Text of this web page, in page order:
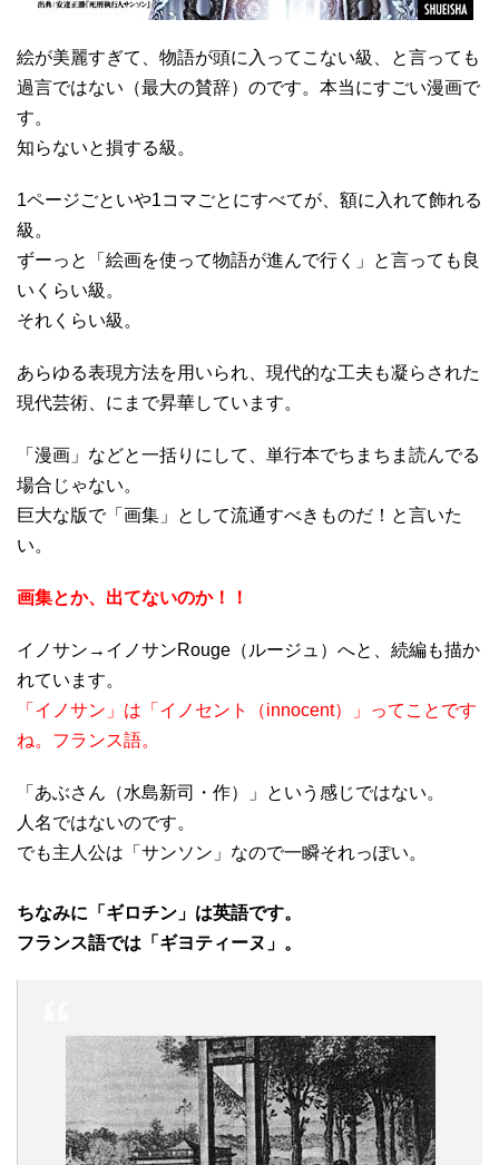
絵が美麗すぎて、物語が頭に入ってこない級、と言っても
過言ではない（最大の賛辞）のです。本当にすごい漫画で
す。
知らないと損する級。
1ページごといや1コマごとにすべてが、額に入れて飾れる
級。
ずーっと「絵画を使って物語が進んで行く」と言っても良
いくらい級。
それくらい級。
あらゆる表現方法を用いられ、現代的な工夫も凝らされた
現代芸術、にまで昇華しています。
「漫画」などと一括りにして、単行本でちまちま読んでる
場合じゃない。
巨大な版で「画集」として流通すべきものだ！と言いた
い。
画集とか、出てないのか！！
イノサン→イノサンRouge（ルージュ）へと、続編も描か
れています。
「イノサン」は「イノセント（innocent）」ってことです
ね。フランス語。
「あぶさん（水島新司・作）」という感じではない。
人名ではないのです。
でも主人公は「サンソン」なので一瞬それっぽい。
ちなみに「ギロチン」は英語です。
フランス語では「ギヨティーヌ」。